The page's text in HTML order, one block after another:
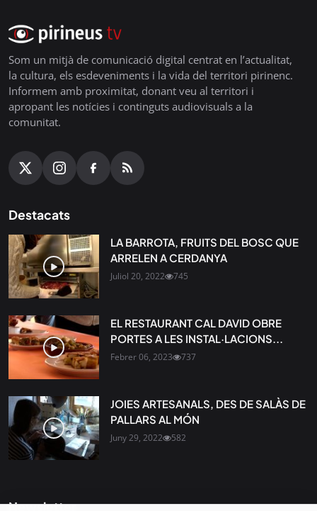
Som un mitjà de comunicació digital centrat en l’actualitat,
la cultura, els esdeveniments i la vida del territori pirinenc.
Informem amb proximitat, donant veu al territori i
apropant les notícies i continguts audiovisuals a la
comunitat.
Destacats
LA BARROTA, FRUITS DEL BOSC QUE
ARRELEN A CERDANYA
Juliol 20, 2022 745
EL RESTAURANT CAL DAVID OBRE
PORTES A LES INSTAL·LACIONS...
Febrer 06, 2023 737
JOIES ARTESANALS, DES DE SALÀS DE
PALLARS AL MÓN
Juny 29, 2022 582
Newsletter